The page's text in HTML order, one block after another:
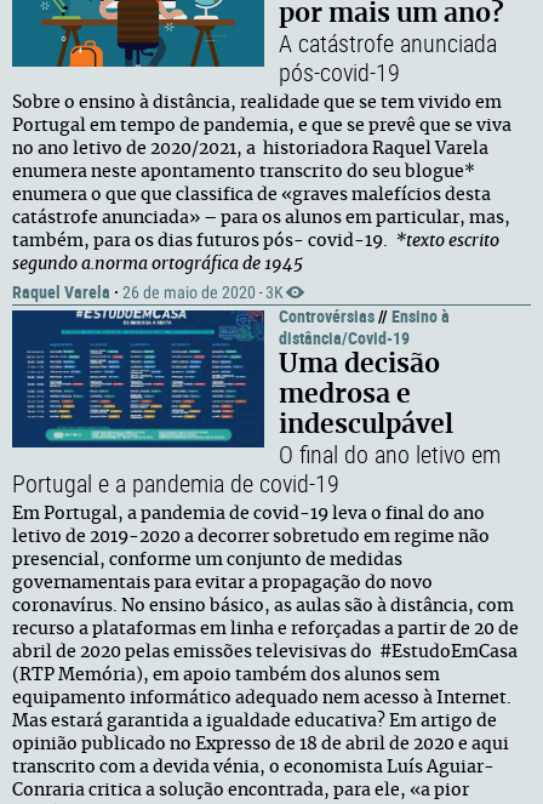
por mais um ano?
A catástrofe anunciada
pós-covid-19
Sobre o ensino à distância, realidade que se tem vivido em
Portugal em tempo de pandemia, e que se prevê que se viva
no ano letivo de 2020/2021, a historiadora Raquel Varela
enumera neste apontamento transcrito do seu blogue*
enumera o que que classifica de «graves malefícios desta
catástrofe anunciada» – para os alunos em particular, mas,
também, para os dias futuros pós- covid-19. *texto escrito
segundo a.norma ortográfica de 1945
Raquel Varela · 26 de maio de 2020 · 3K
Controvérsias//Ensino à
distância/Covid-19
Uma decisão
medrosa e
indesculpável
O final do ano letivo em
Portugal e a pandemia de covid-19
Em Portugal, a pandemia de covid-19 leva o final do ano
letivo de 2019-2020 a decorrer sobretudo em regime não
presencial, conforme um conjunto de medidas
governamentais para evitar a propagação do novo
coronavírus. No ensino básico, as aulas são à distância, com
recurso a plataformas em linha e reforçadas a partir de 20 de
abril de 2020 pelas emissões televisivas do #EstudoEmCasa
(RTP Memória), em apoio também dos alunos sem
equipamento informático adequado nem acesso à Internet.
Mas estará garantida a igualdade educativa? Em artigo de
opinião publicado no Expresso de 18 de abril de 2020 e aqui
transcrito com a devida vénia, o economista Luís Aguiar-
Conraria critica a solução encontrada, para ele, «a pior